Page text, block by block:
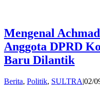
Mengenal
Anggota DPRD
Baru Dilantik
Berita, Politik, SULTRA|02/